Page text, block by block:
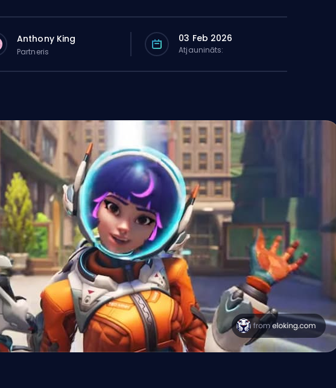
Anthony King
Partneris
03 Feb 2026
Atjaunināts: